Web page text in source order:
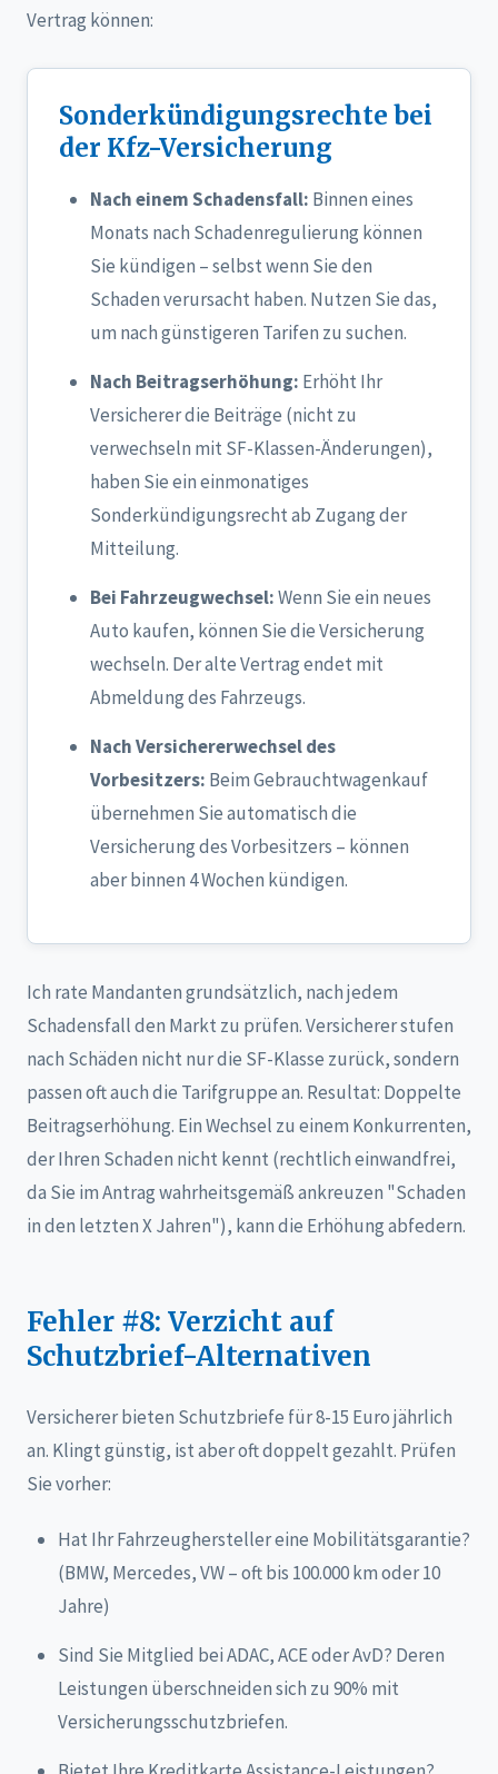
Vertrag können:
Sonderkündigungsrechte bei
der Kfz-Versicherung
Nach einem Schadensfall: Binnen eines
Monats nach Schadenregulierung können
Sie kündigen – selbst wenn Sie den
Schaden verursacht haben. Nutzen Sie das,
um nach günstigeren Tarifen zu suchen.
Nach Beitragserhöhung: Erhöht Ihr
Versicherer die Beiträge (nicht zu
verwechseln mit SF-Klassen-Änderungen),
haben Sie ein einmonatiges
Sonderkündigungsrecht ab Zugang der
Mitteilung.
Bei Fahrzeugwechsel:Wenn Sie ein neues
Auto kaufen, können Sie die Versicherung
wechseln. Der alte Vertrag endet mit
Abmeldung des Fahrzeugs.
Nach Versichererwechsel des
Vorbesitzers: Beim Gebrauchtwagenkauf
übernehmen Sie automatisch die
Versicherung des Vorbesitzers – können
aber binnen 4 Wochen kündigen.
Ich rate Mandanten grundsätzlich, nach jedem
Schadensfall den Markt zu prüfen. Versicherer stufen
nach Schäden nicht nur die SF-Klasse zurück, sondern
passen oft auch die Tarifgruppe an. Resultat: Doppelte
Beitragserhöhung. Ein Wechsel zu einem Konkurrenten,
der Ihren Schaden nicht kennt (rechtlich einwandfrei,
da Sie im Antrag wahrheitsgemäß ankreuzen "Schaden
in den letzten X Jahren"), kann die Erhöhung abfedern.
Fehler #8: Verzicht auf
Schutzbrief-Alternativen
Versicherer bieten Schutzbriefe für 8-15 Euro jährlich
an. Klingt günstig, ist aber oft doppelt gezahlt. Prüfen
Sie vorher:
Hat Ihr Fahrzeughersteller eine Mobilitätsgarantie?
(BMW, Mercedes, VW – oft bis 100.000 km oder 10
Jahre)
Sind Sie Mitglied bei ADAC, ACE oder AvD? Deren
Leistungen überschneiden sich zu 90% mit
Versicherungsschutzbriefen.